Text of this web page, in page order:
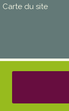
Carte du site